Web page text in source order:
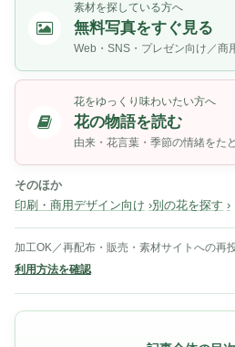
素材を探している方へ
無料写真をすぐ見る
Web・SNS・プレゼン向け／商
花をゆっくり味わいたい方へ
花の物語を読む
由来・花言葉・季節の情緒をた
そのほか
印刷・商用デザイン向け
別の花を探す
加工OK／再配布・販売・素材サイトへの再
利用方法を確認